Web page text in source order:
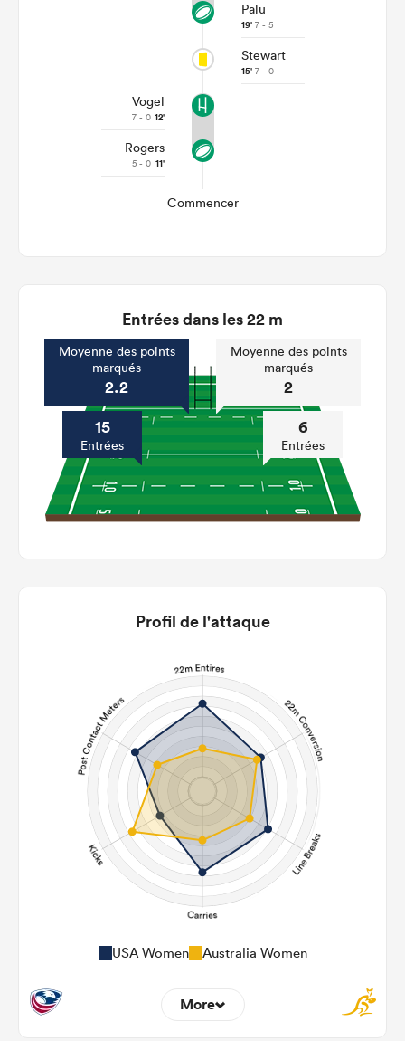
Palu
19' 7 - 5
Stewart
15' 7 - 0
Vogel
7 - 0 12'
Rogers
5 - 0 11'
Commencer
Entrées dans les 22 m
Moyenne des points
marqués
2.2
15
Entrées
Moyenne des points
marqués
2
6
Entrées
Profil de l'attaque
USA Women Australia Women
More